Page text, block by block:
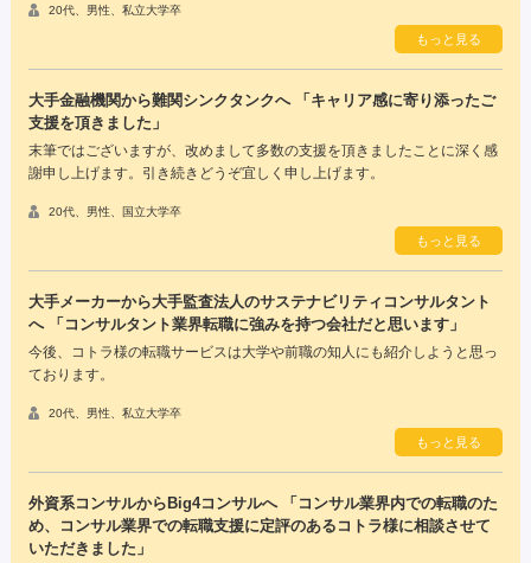
20代、男性、私立大学卒
もっと見る
大手金融機関から難関シンクタンクへ 「キャリア感に寄り添ったご
支援を頂きました」
末筆ではございますが、改めまして多数の支援を頂きましたことに深く感
謝申し上げます。引き続きどうぞ宜しく申し上げます。
20代、男性、国立大学卒
もっと見る
大手メーカーから大手監査法人のサステナビリティコンサルタント
へ 「コンサルタント業界転職に強みを持つ会社だと思います」
今後、コトラ様の転職サービスは大学や前職の知人にも紹介しようと思っ
ております。
20代、男性、私立大学卒
もっと見る
外資系コンサルからBig4コンサルへ 「コンサル業界内での転職のた
め、コンサル業界での転職支援に定評のあるコトラ様に相談させて
いただきました」